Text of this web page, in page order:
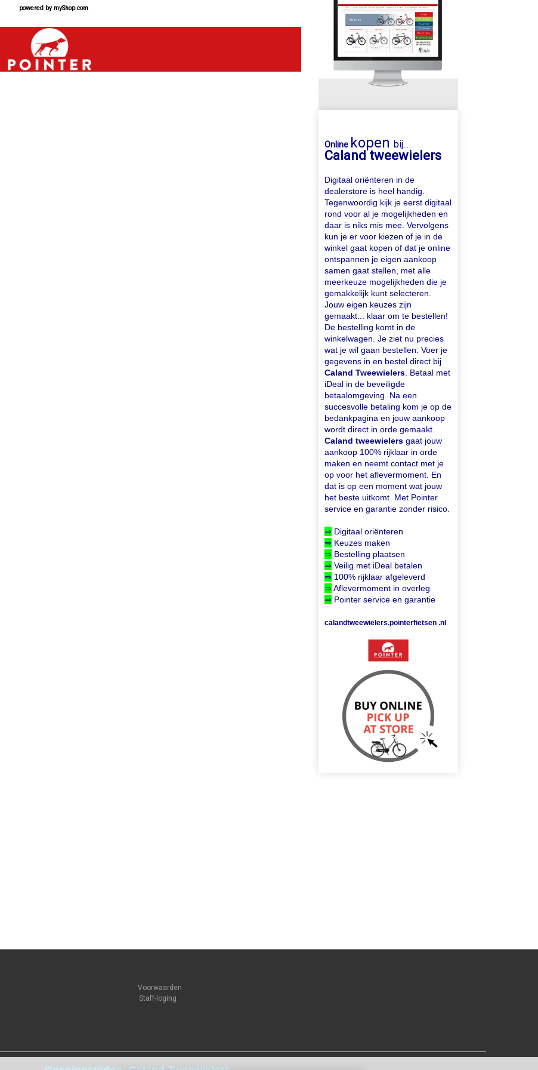
powered by myShop.com
Online kopenbij...
Caland tweewielers
Digitaal oriënteren in de
dealerstore is heel handig.
Tegenwoordig kijk je eerst digitaal
rond voor al je mogelijkheden en
daar is niks mis mee. Vervolgens
kun je er voor kiezen of je in de
winkel gaat kopen of dat je online
ontspannen je eigen aankoop
samen gaat stellen, met alle
meerkeuze mogelijkheden die je
gemakkelijk kunt selecteren.
Jouw eigen keuzes zijn
gemaakt... klaar om te bestellen!
De bestelling komt in de
winkelwagen. Je ziet nu precies
wat je wil gaan bestellen. Voer je
gegevens in en bestel direct bij
Caland Tweewielers . Betaal met
iDeal in de beveiligde
betaalomgeving. Na een
succesvolle betaling kom je op de
bedankpagina en jouw aankoop
wordt direct in orde gemaakt.
Caland tweewielers gaat jouw
aankoop 100% rijklaar in orde
maken en neemt contact met je
op voor het aflevermoment. En
dat is op een moment wat jouw
het beste uitkomt. Met Pointer
service en garantie zonder risico.
⇒ Digitaal oriënteren
⇒ Keuzes maken
⇒ Bestelling plaatsen
⇒ Veilig met iDeal betalen
⇒ 100% rijklaar afgeleverd
⇒ Aflevermoment in overleg
⇒ Pointer service en garantie
calandtweewielers.pointerfietsen .nl
Voorwaarden
Staff-loging